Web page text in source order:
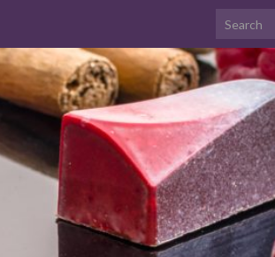
Search for: